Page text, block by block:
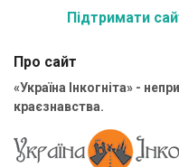
Підтримати
Про сайт
«Україна Інкогніта» -
краєзнавства.